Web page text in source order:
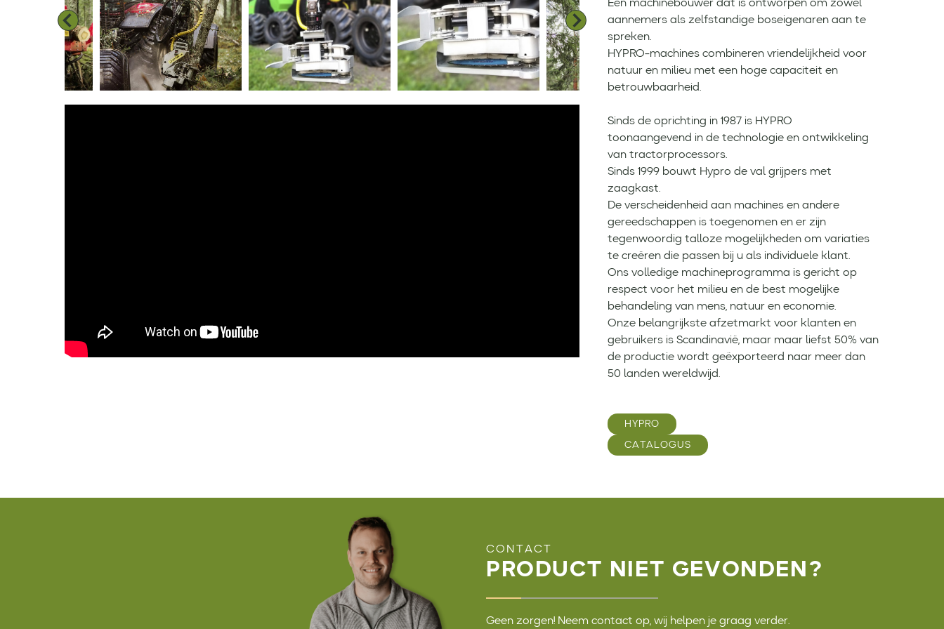
Een machinebouwer dat is ontworpen om zowel
aannemers als zelfstandige boseigenaren aan te
spreken.
HYPRO-machines combineren vriendelijkheid voor
natuur en milieu met een hoge capaciteit en
betrouwbaarheid.
Sinds de oprichting in 1987 is HYPRO
toonaangevend in de technologie en ontwikkeling
van tractorprocessors.
Sinds 1999 bouwt Hypro de val grijpers met
zaagkast.
De verscheidenheid aan machines en andere
gereedschappen is toegenomen en er zijn
tegenwoordig talloze mogelijkheden om variaties
te creëren die passen bij u als individuele klant.
Ons volledige machineprogramma is gericht op
respect voor het milieu en de best mogelijke
behandeling van mens, natuur en economie.
Onze belangrijkste afzetmarkt voor klanten en
gebruikers is Scandinavië, maar maar liefst 50% van
de productie wordt geëxporteerd naar meer dan
50 landen wereldwijd.
HYPRO
CATALOGUS
CONTACT
PRODUCT NIET GEVONDEN?
Geen zorgen! Neem contact op, wij helpen je graag verder.